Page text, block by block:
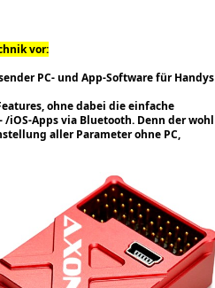
vor:
PC- und App-Software für Handys
ohne dabei die einfache
iOS-Apps via Bluetooth. Denn der wohl
aller Parameter ohne PC,